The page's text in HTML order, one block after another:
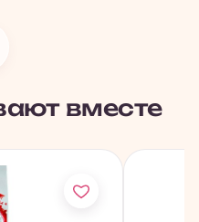
вместе